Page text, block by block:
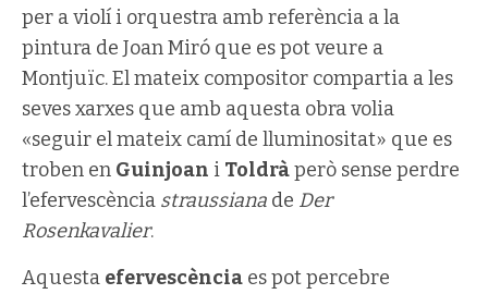
per a violí i orquestra amb referència a la
pintura de Joan Miró que es pot veure a
Montjuïc. El mateix compositor compartia a les
seves xarxes que amb aquesta obra volia
«seguir el mateix camí de lluminositat» que es
troben en Guinjoan i Toldràperò sense perdre
l’efervescència straussiana de Der
Rosenkavalier.
Aquesta efervescència es pot percebre